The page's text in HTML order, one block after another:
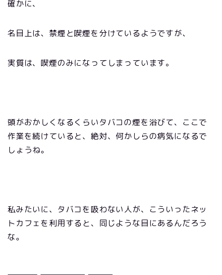
確かに、
名目上は、禁煙と喫煙を分けているようですが、
実質は、喫煙のみになってしまっています。
頭がおかしくなるくらいタバコの煙を浴びて、ここで
作業を続けていると、絶対、何かしらの病気になるで
しょうね。
私みたいに、タバコを吸わない人が、こういったネッ
トカフェを利用すると、同じような目にあるんだろう
な。